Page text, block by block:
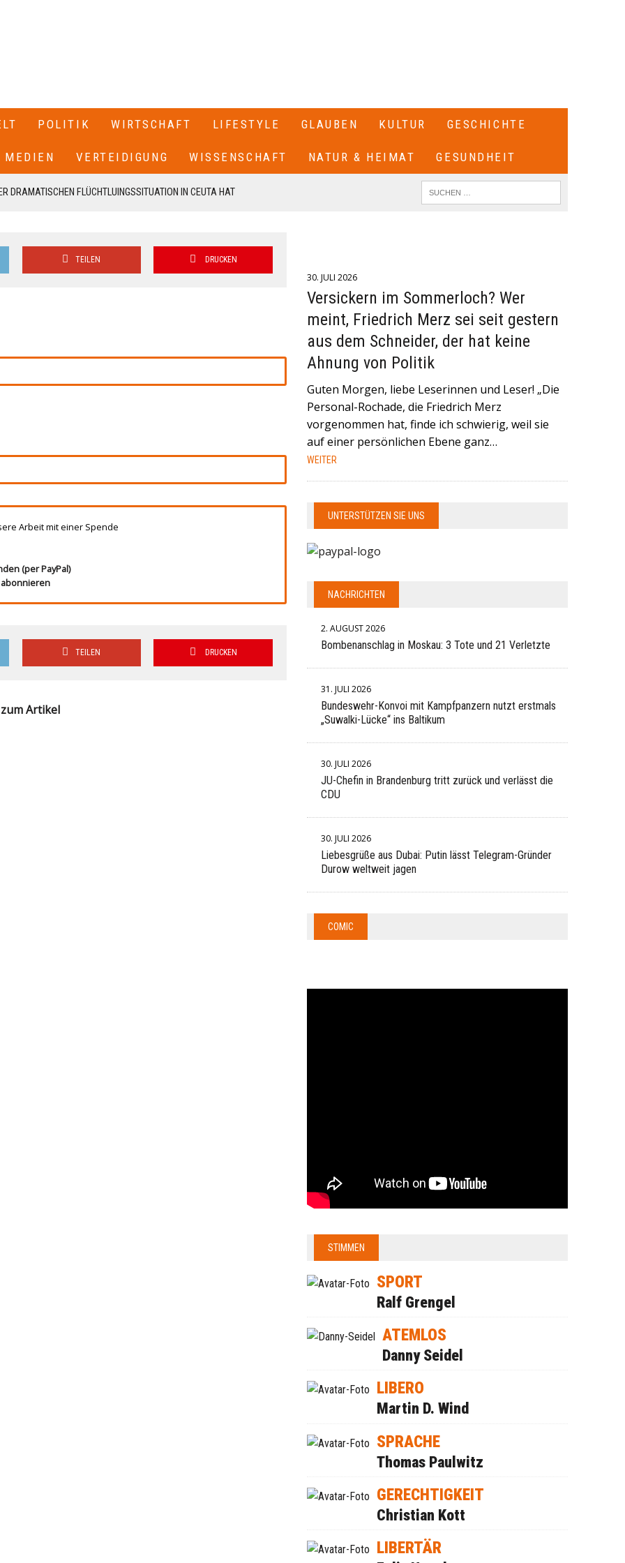
POLITIK WIRTSCHAFT LIFESTYLE GLAUBEN KULTUR GESCHICHTE
MEDIEN VERTEIDIGUNG WISSENSCHAFT NATUR & HEIMAT GESUNDHEIT
DRAMATISCHEN FLÜCHTLUINGSSITUATION IN CEUTA HAT
VON CDU UND CSU, FRIEDRICH MERZ UND MARKUS SÖDER,
(GEGEN MEXIKO) HABEN IN DER VERGANGENEN NACHT
TEILEN DRUCKEN
Arbeit mit einer Spende
(per PayPal)
abonnieren
TEILEN DRUCKEN
Artikel
30. JULI 2026
Versickern im Sommerloch? Wer
meint, Friedrich Merz sei seit gestern
aus dem Schneider, der hat keine
Ahnung von Politik
Guten Morgen, liebe Leserinnen und Leser! „Die
Personal-Rochade, die Friedrich Merz
vorgenommen hat, finde ich schwierig, weil sie
auf einer persönlichen Ebene ganz…
WEITER
UNTERSTÜTZEN SIE UNS
NACHRICHTEN
2. AUGUST 2026
Bombenanschlag in Moskau: 3 Tote und 21 Verletzte
31. JULI 2026
Bundeswehr-Konvoi mit Kampfpanzern nutzt erstmals
„Suwalki-Lücke“ ins Baltikum
30. JULI 2026
JU-Chefin in Brandenburg tritt zurück und verlässt die
CDU
30. JULI 2026
Liebesgrüße aus Dubai: Putin lässt Telegram-Gründer
Durow weltweit jagen
COMIC
STIMMEN
SPORT
Ralf Grengel
ATEMLOS
Danny Seidel
LIBERO
Martin D. Wind
SPRACHE
Thomas Paulwitz
GERECHTIGKEIT
Christian Kott
LIBERTÄR